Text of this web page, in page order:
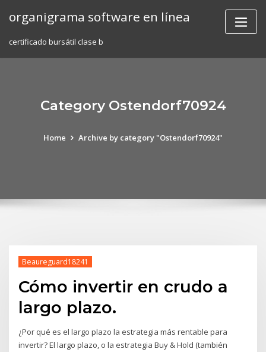
organigrama software en línea
certificado bursátil clase b
Category Ostendorf70924
Home Archive by category "Ostendorf70924"
Beaureguard18241
Cómo invertir en crudo a
largo plazo.
¿Por qué es el largo plazo la estrategia más rentable para
invertir? El largo plazo, o la estrategia Buy & Hold (también